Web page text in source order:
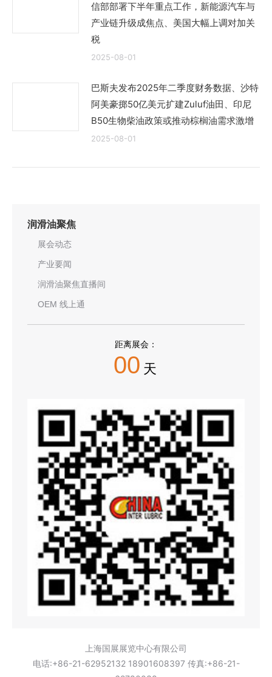
信部部署下半年重点工作，新能源汽车与
产业链升级成焦点、美国大幅上调对加关
税
2025-08-01
巴斯夫发布2025年二季度财务数据、沙特
阿美豪掷50亿美元扩建Zuluf油田、印尼
B50生物柴油政策或推动棕榈油需求激增
2025-08-01
润滑油聚焦
展会动态
产业要闻
润滑油聚焦直播间
OEM 线上通
距离展会：
00 天
上海国展展览中心有限公司
电话:+86-21-62952132 18901608397 传真:+86-21-